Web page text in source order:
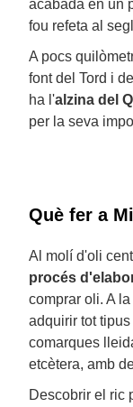
acabada en un
fou refeta al
A pocs
font del Tord i
ha l'alzina del
per la seva
Què fer a
Al molí d'oli
procés
comprar oli. A
adquirir tot tipus
comarques
etcètera, amb
Descobrir el ric